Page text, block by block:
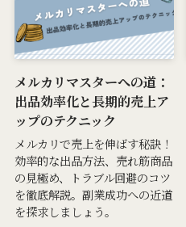
メルカリマスターへの道：
出品効率化と長期的売上ア
ップのテクニック
メルカリで売上を伸ばす秘訣！
効率的な出品方法、売れ筋商品
の見極め、トラブル回避のコツ
を徹底解説。副業成功への近道
を探求しましょう。